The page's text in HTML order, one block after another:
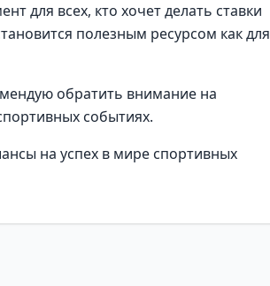
для всех, кто хочет делать ставки
полезным ресурсом как для
обратить внимание на
событиях.
на успех в мире спортивных